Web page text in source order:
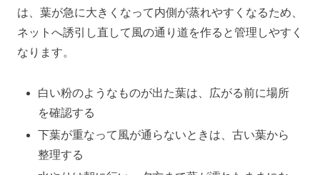
は、葉が急に大きくなって内側が蒸れやすくなるため、
ネットへ誘引し直して風の通り道を作ると管理しやすく
なります。
白い粉のようなものが出た葉は、広がる前に場所
を確認する
下葉が重なって風が通らないときは、古い葉から
整理する